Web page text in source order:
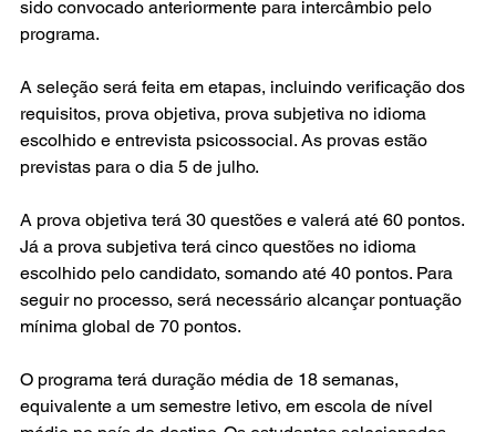
sido convocado anteriormente para intercâmbio pelo
programa.
A seleção será feita em etapas, incluindo verificação dos
requisitos, prova objetiva, prova subjetiva no idioma
escolhido e entrevista psicossocial. As provas estão
previstas para o dia 5 de julho.
A prova objetiva terá 30 questões e valerá até 60 pontos.
Já a prova subjetiva terá cinco questões no idioma
escolhido pelo candidato, somando até 40 pontos. Para
seguir no processo, será necessário alcançar pontuação
mínima global de 70 pontos.
O programa terá duração média de 18 semanas,
equivalente a um semestre letivo, em escola de nível